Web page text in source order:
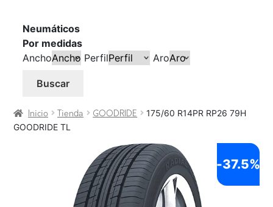
Neumáticos
Por medidas
Ancho
Perfil Aro
Buscar
Inicio Tienda GOODRIDE
175/60 R14PR RP26 79H
GOODRIDE TL
-37.5%